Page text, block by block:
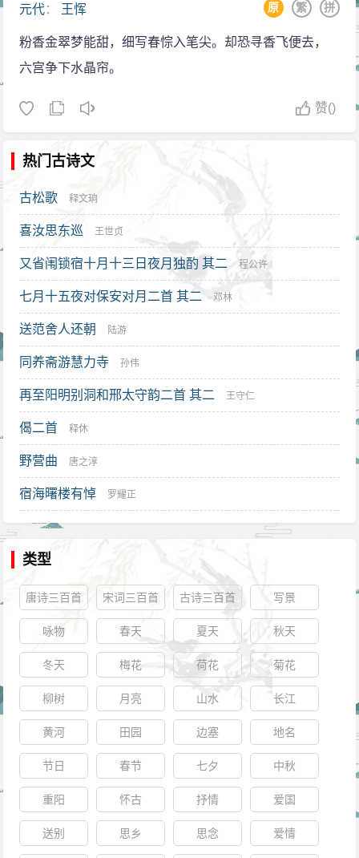
元代： 王恽 拼
繁
原
粉香金翠梦能甜，细写春悰入笔尖。却恐寻香飞便去，
六宫争下水晶帘。
赞()
热门古诗文
古松歌 释文珦
喜汝思东巡 王世贞
又省闱锁宿十月十三日夜月独酌 其二 程公许
七月十五夜对保安对月二首 其二 邓林
送范舍人还朝 陆游
同养斋游慧力寺 孙伟
再至阳明别洞和邢太守韵二首 其二 王守仁
偈二首 释休
野营曲 唐之淳
宿海曙楼有悼 罗耀正
类型
唐诗三百首 宋词三百首 古诗三百首 写景
咏物 春天 夏天 秋天
冬天 梅花 荷花 菊花
柳树 月亮 山水 长江
黄河 田园 边塞 地名
节日 春节 七夕 中秋
重阳 怀古 抒情 爱国
送别 思乡 思念 爱情